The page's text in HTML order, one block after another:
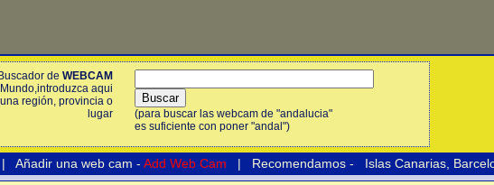
Buscador de WEBCAM
aqui
una región, provincia o
lugar
(para buscar las webcam de "andalucia"
es suficiente con poner "andal")
Añadir una web cam - Add Web Cam | Recomendamos - Islas Canarias